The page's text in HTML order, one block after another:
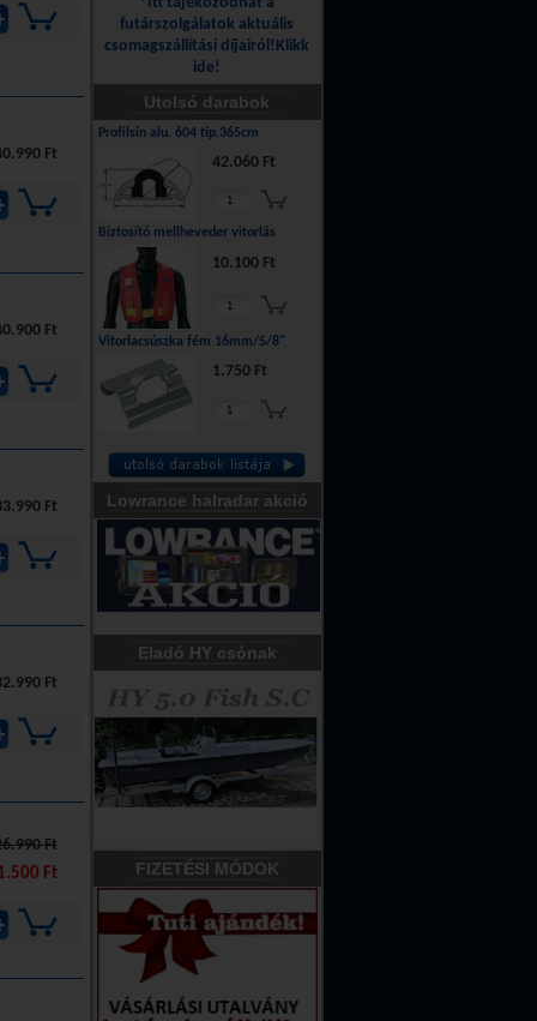
Ft
Ft
Ft
Ft
Ft
Ft
futárszolgálatok aktuális
csomagszállítási díjairól!Klikk
ide!
Utolsó darabok
Profilsín alu. 604 tip.365cm
42.060 Ft
Biztosító mellheveder vitorlás
10.100 Ft
Vitorlacsúszka fém 16mm/5/8"
1.750 Ft
Lowrance halradar akció
Eladó HY csónak
FIZETÉSI MÓDOK